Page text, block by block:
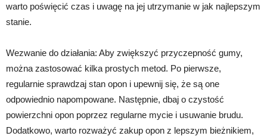
warto poświęcić czas i uwagę na jej utrzymanie w jak najlepszym
stanie.
Wezwanie do działania: Aby zwiększyć przyczepność gumy,
można zastosować kilka prostych metod. Po pierwsze,
regularnie sprawdzaj stan opon i upewnij się, że są one
odpowiednio napompowane. Następnie, dbaj o czystość
powierzchni opon poprzez regularne mycie i usuwanie brudu.
Dodatkowo, warto rozważyć zakup opon z lepszym bieżnikiem,